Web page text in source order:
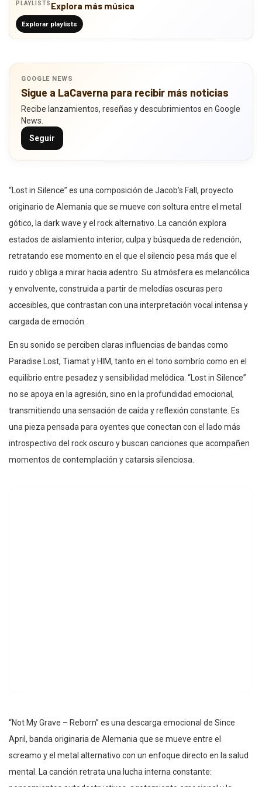
PLAYLISTS Explora más música
Explorar playlists
GOOGLE NEWS
Sigue a LaCaverna para recibir más noticias
Recibe lanzamientos, reseñas y descubrimientos en Google
News.
Seguir
“Lost in Silence” es una composición de Jacob’s Fall, proyecto
originario de Alemania que se mueve con soltura entre el metal
gótico, la dark wave y el rock alternativo. La canción explora
estados de aislamiento interior, culpa y búsqueda de redención,
retratando ese momento en el que el silencio pesa más que el
ruido y obliga a mirar hacia adentro. Su atmósfera es melancólica
y envolvente, construida a partir de melodías oscuras pero
accesibles, que contrastan con una interpretación vocal intensa y
cargada de emoción.
En su sonido se perciben claras influencias de bandas como
Paradise Lost, Tiamat y HIM, tanto en el tono sombrío como en el
equilibrio entre pesadez y sensibilidad melódica. “Lost in Silence”
no se apoya en la agresión, sino en la profundidad emocional,
transmitiendo una sensación de caída y reflexión constante. Es
una pieza pensada para oyentes que conectan con el lado más
introspectivo del rock oscuro y buscan canciones que acompañen
momentos de contemplación y catarsis silenciosa.
“Not My Grave – Reborn” es una descarga emocional de Since
April, banda originaria de Alemania que se mueve entre el
screamo y el metal alternativo con un enfoque directo en la salud
mental. La canción retrata una lucha interna constante: